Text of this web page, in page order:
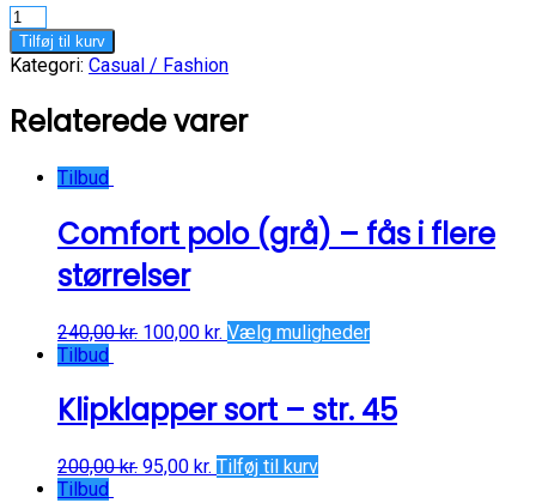
Invictus
polo
-
XL
karry
antal
Tilføj til kurv
Kategori: Casual / Fashion
Relaterede varer
Tilbud
Comfort polo (grå) – fås i flere
størrelser
240,00kr. 100,00 kr. Vælg muligheder
Tilbud
Klipklapper sort – str. 45
200,00kr. 95,00 kr. Tilføj til kurv
Tilbud